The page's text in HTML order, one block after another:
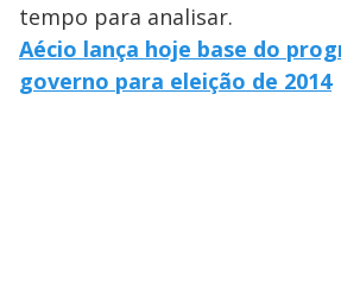
tempo para analisar.
Aécio lança hoje base do
governo para eleição de 2014